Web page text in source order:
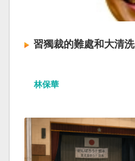
習獨裁的難處和大清洗
林保華